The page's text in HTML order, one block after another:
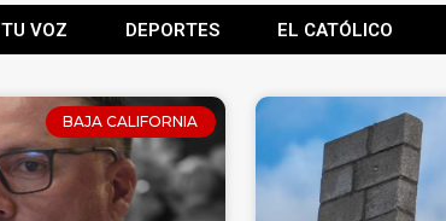
TU VOZ DEPORTES EL CATÓLICO
BAJA CALIFORNIA